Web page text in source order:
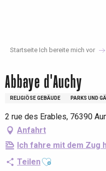
Startseite Ich bereite mich vor
Abbaye d'Auchy
RELIGIÖSE GEBÄUDE PARKS UND
2 rue des Erables, 76390
Anfahrt
Ich fahre mit dem Zug
TeilenAjouter aux favoris